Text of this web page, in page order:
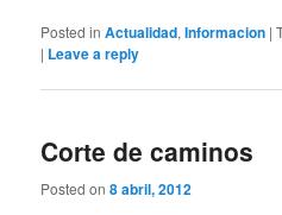
Posted in Actualidad,Informacion |
| Leave a reply
Corte de caminos
Posted on8 abril, 2012